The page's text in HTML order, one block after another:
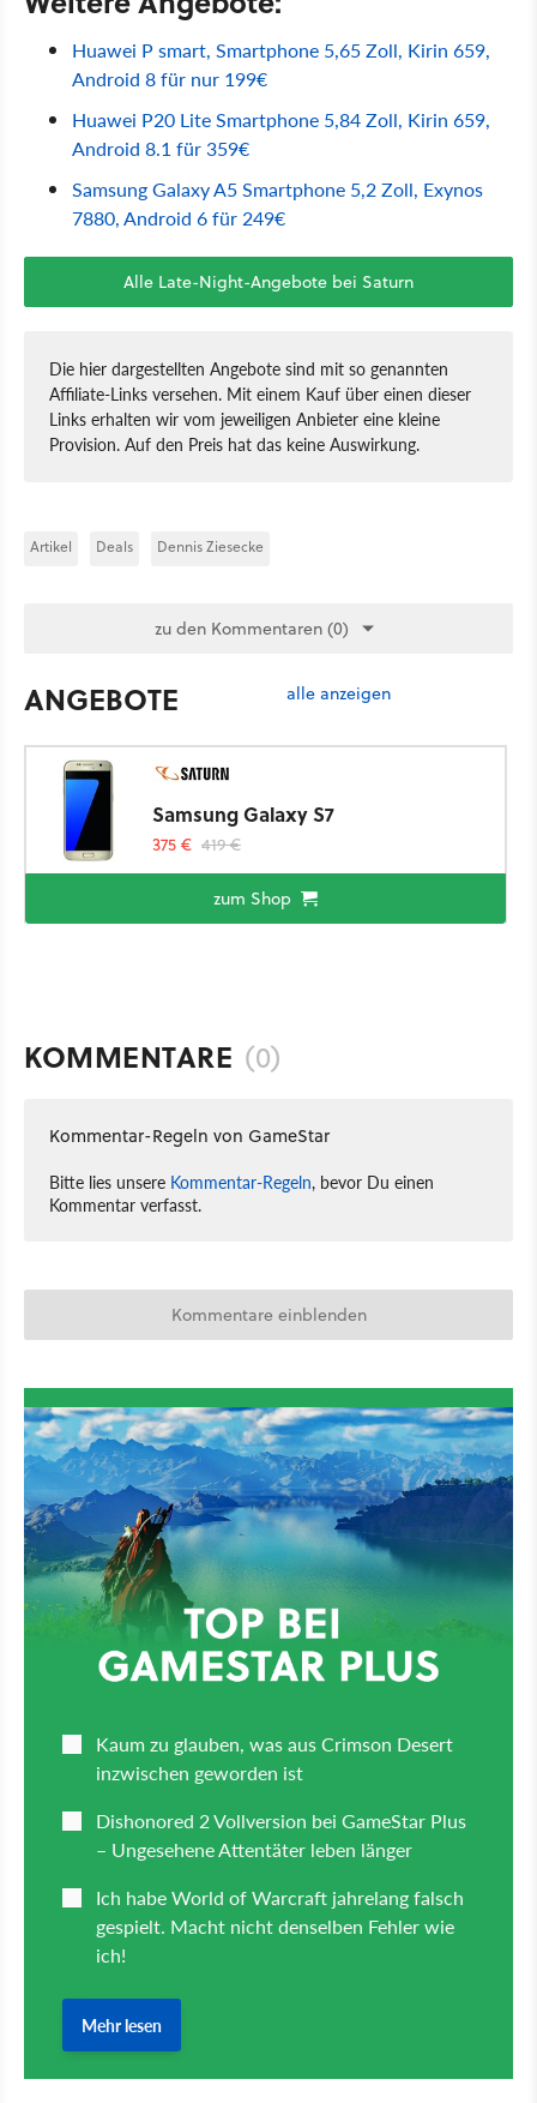
Huawei P smart, Smartphone 5,65 Zoll, Kirin 659,
Android 8 für nur 199€
Huawei P20 Lite Smartphone 5,84 Zoll, Kirin 659,
Android 8.1 für 359€
Samsung Galaxy A5 Smartphone 5,2 Zoll, Exynos
7880, Android 6 für 249€
Alle Late-Night-Angebote bei Saturn
Die hier dargestellten Angebote sind mit so genannten
Affiliate-Links versehen. Mit einem Kauf über einen dieser
Links erhalten wir vom jeweiligen Anbieter eine kleine
Provision. Auf den Preis hat das keine Auswirkung.
Artikel Deals Dennis Ziesecke
zu den Kommentaren (0)
ANGEBOTE alle anzeigen
Samsung Galaxy S7
375 € 419 €
zum Shop
KOMMENTARE (0)
Kommentar-Regeln von GameStar
Bitte lies unsere Kommentar-Regeln, bevor Du einen
Kommentar verfasst.
Kommentare einblenden